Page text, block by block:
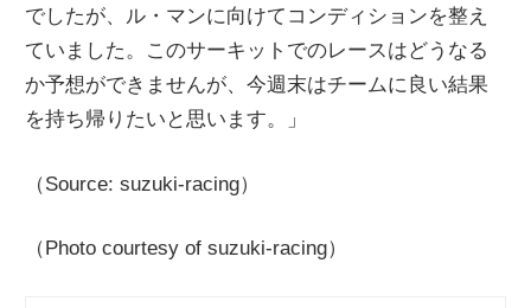
でしたが、ル・マンに向けてコンディションを整え
ていました。このサーキットでのレースはどうなる
か予想ができませんが、今週末はチームに良い結果
を持ち帰りたいと思います。」
（Source: suzuki-racing）
（Photo courtesy of suzuki-racing）